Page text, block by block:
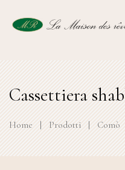
Cassettiera
Home | Prodotti | Comò